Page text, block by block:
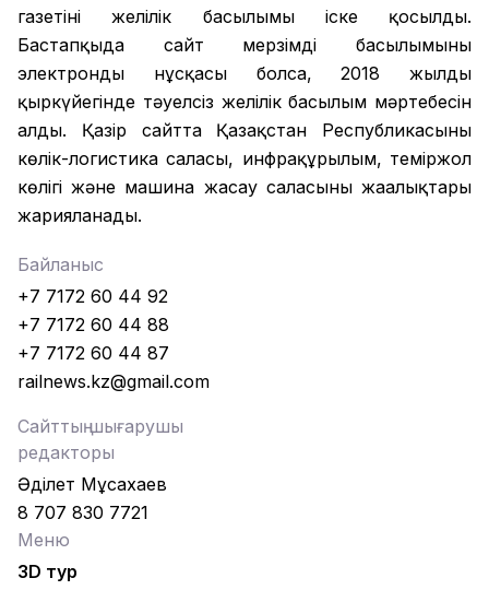
газетінің желілік басылымы іске қосылды.
Бастапқыда сайт мерзімді басылымының
электронды нұсқасы болса, 2018 жылдың
қыркүйегінде тәуелсіз желілік басылым мәртебесін
алды. Қазір сайтта Қазақстан Республикасының
көлік-логистика саласы, инфрақұрылым, теміржол
көлігі және машина жасау саласының жаңалықтары
жарияланады.
Байланыс
+7 7172 60 44 92
+7 7172 60 44 88
+7 7172 60 44 87
railnews.kz@gmail.com
Сайттың шығарушы
редакторы
Әділет Мұсахаев
8 707 830 7721
Меню
3D тур